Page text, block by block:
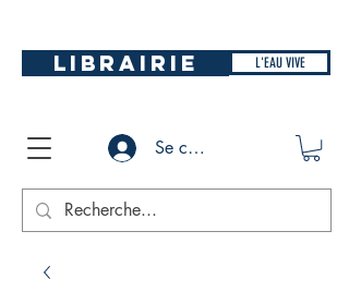
LIBRAIRIE L'EAU VIVE
Se connecter